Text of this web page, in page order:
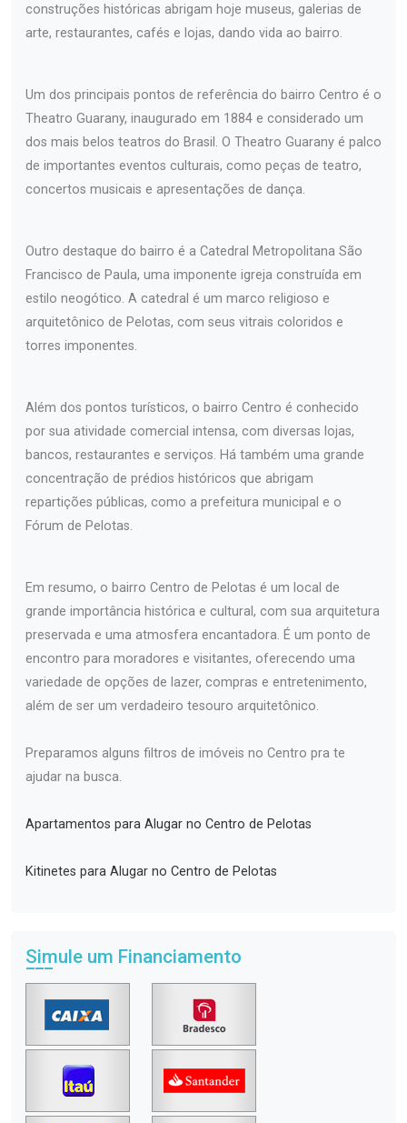
construções históricas abrigam hoje museus, galerias de
arte, restaurantes, cafés e lojas, dando vida ao bairro.
Um dos principais pontos de referência do bairro Centro é o
Theatro Guarany, inaugurado em 1884 e considerado um
dos mais belos teatros do Brasil. O Theatro Guarany é palco
de importantes eventos culturais, como peças de teatro,
concertos musicais e apresentações de dança.
Outro destaque do bairro é a Catedral Metropolitana São
Francisco de Paula, uma imponente igreja construída em
estilo neogótico. A catedral é um marco religioso e
arquitetônico de Pelotas, com seus vitrais coloridos e
torres imponentes.
Além dos pontos turísticos, o bairro Centro é conhecido
por sua atividade comercial intensa, com diversas lojas,
bancos, restaurantes e serviços. Há também uma grande
concentração de prédios históricos que abrigam
repartições públicas, como a prefeitura municipal e o
Fórum de Pelotas.
Em resumo, o bairro Centro de Pelotas é um local de
grande importância histórica e cultural, com sua arquitetura
preservada e uma atmosfera encantadora. É um ponto de
encontro para moradores e visitantes, oferecendo uma
variedade de opções de lazer, compras e entretenimento,
além de ser um verdadeiro tesouro arquitetônico.
Preparamos alguns filtros de imóveis no Centro pra te
ajudar na busca.
Apartamentos para Alugar no Centro de Pelotas
Kitinetes para Alugar no Centro de Pelotas
Simule um Financiamento